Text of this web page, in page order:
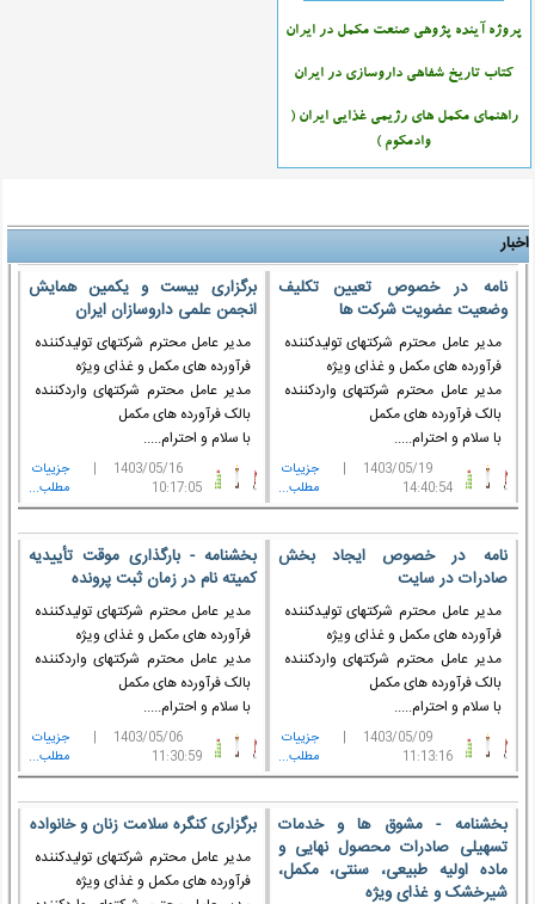
پروژه آینده پژوهی صنعت مکمل در ایران
کتاب تاریخ شفاهی داروسازی در ایران
راهنمای مکمل های رژیمی غذایی ایران (
وادمکوم )
اخبار
نامه در خصوص تعیین تکلیف
وضعیت عضویت شرکت ها
مدیر عامل محترم شرکتهای تولیدکننده
فرآورده های مکمل و غذای ویژه
مدیر عامل محترم شرکتهای واردکننده
بالک فرآورده های مکمل
با سلام و احترام.....
1403/05/19 |
14:40:54
جزييات
مطلب...
برگزاری بیست و یکمین همایش
انجمن علمی داروسازان ایران
مدیر عامل محترم شرکتهای تولیدکننده
فرآورده های مکمل و غذای ویژه
مدیر عامل محترم شرکتهای واردکننده
بالک فرآورده های مکمل
با سلام و احترام.....
1403/05/16 |
10:17:05
جزييات
مطلب...
نامه در خصوص ایجاد بخش
صادرات در سایت
مدیر عامل محترم شرکتهای تولیدکننده
فرآورده های مکمل و غذای ویژه
مدیر عامل محترم شرکتهای واردکننده
بالک فرآورده های مکمل
با سلام و احترام.....
1403/05/09 |
11:13:16
جزييات
مطلب...
بخشنامه - بارگذاری موقت تأییدیه
کمیته نام در زمان ثبت پرونده
مدیر عامل محترم شرکتهای تولیدکننده
فرآورده های مکمل و غذای ویژه
مدیر عامل محترم شرکتهای واردکننده
بالک فرآورده های مکمل
با سلام و احترام.....
1403/05/06 |
11:30:59
جزييات
مطلب...
بخشنامه - مشوق ها و خدمات
تسهیلی صادرات محصول نهایی و
ماده اولیه طبیعی، سنتی، مکمل،
شیرخشک و غذای ویژه
برگزاری کنگره سلامت زنان و خانواده
مدیر عامل محترم شرکتهای تولیدکننده
فرآورده های مکمل و غذای ویژه